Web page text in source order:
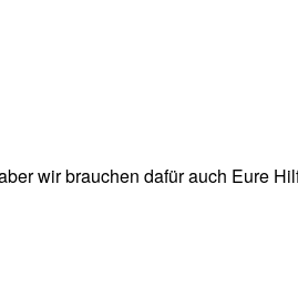
wir brauchen dafür auch Eure